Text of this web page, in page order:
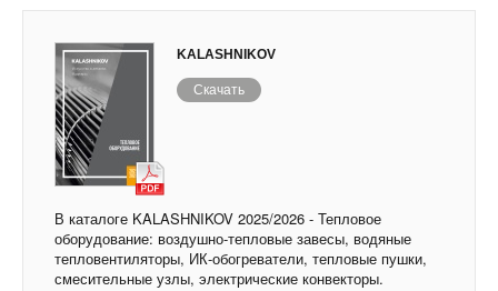
KALASHNIKOV
Скачать
В каталоге KALASHNIKOV 2025/2026 - Тепловое
оборудование: воздушно-тепловые завесы, водяные
тепловентиляторы, ИК-обогреватели, тепловые пушки,
смесительные узлы, электрические конвекторы.